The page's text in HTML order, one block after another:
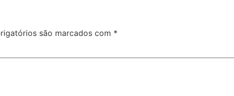
são marcados com *